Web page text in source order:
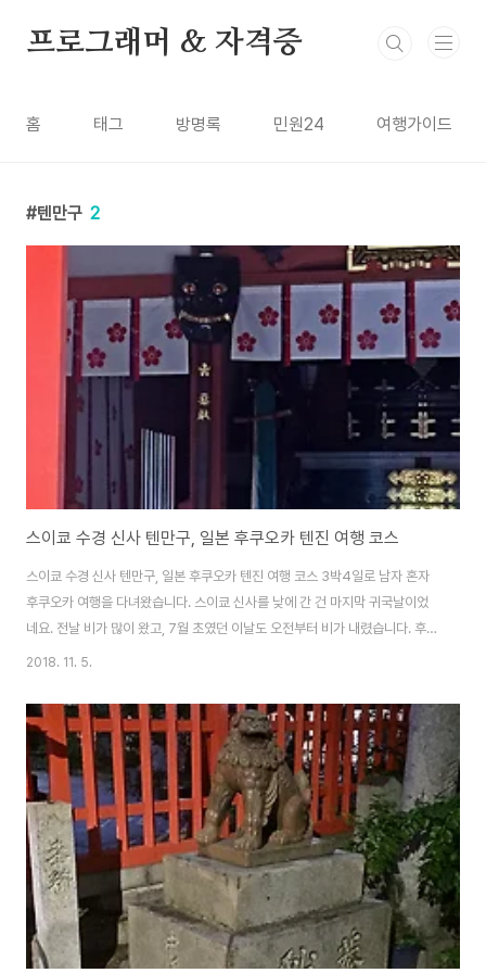
프로그래머 & 자격증
홈 태그 방명록 민원24 여행가이드
텐만구 2
스이쿄 수경 신사 텐만구, 일본 후쿠오카 텐진 여행 코스
스이쿄 수경 신사 텐만구, 일본 후쿠오카 텐진 여행 코스 3박4일로 남자 혼자
후쿠오카 여행을 다녀왔습니다. 스이쿄 신사를 낮에 간 건 마지막 귀국날이었
네요. 전날 비가 많이 왔고, 7월 초였던 이날도 오전부터 비가 내렸습니다. 후쿠
오카 7월 날씨는 그냥 "비"입니다. 비가 많이 와요. 강도 빗물 때문에 색이 노랗
를 밤에 돌아다녔습니다. 이치란 라멘 본점 들렀다가 우연히 들렀었죠. [후쿠오
카 텐진 여행 코스 - 수경신사 텐만구 밤 풍경 [바로가기]] 그래도 마지막 날인
데 맑은 정신과 맑은 날씨 속에서 수경 신사 텐만구를 다시 한 번 찾았습니다.
수경신사는 텐만구로도 유명해 수험생들이 시험 기간에 많이 찾는 신사라고 합
니다. 입..
2018. 11. 5.